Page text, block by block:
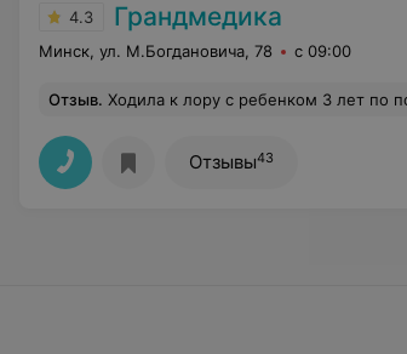
4.3 Грандмедика
Минск, ул. М.Богдановича, 78 с 09:00
Отзыв. Ходила к лору с ребенком 3 лет по поводу заложенности носа,назначили те лекарства, которые я сама знала, я предупредила врача о наличии в носу гнойных выделений,на что она ответила,что этого не может быть. Лекарства
Отзывы43